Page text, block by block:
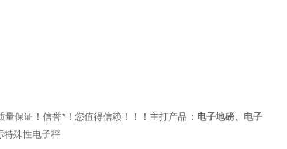
保证！信誉*！您值得信赖！！！主打产品： 电子地磅、 电子
特殊性电子秤